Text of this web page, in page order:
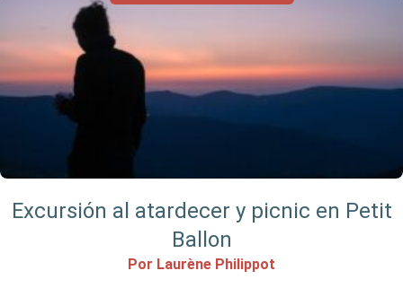
Excursión al atardecer y picnic en Petit
Ballon
Por Laurène Philippot